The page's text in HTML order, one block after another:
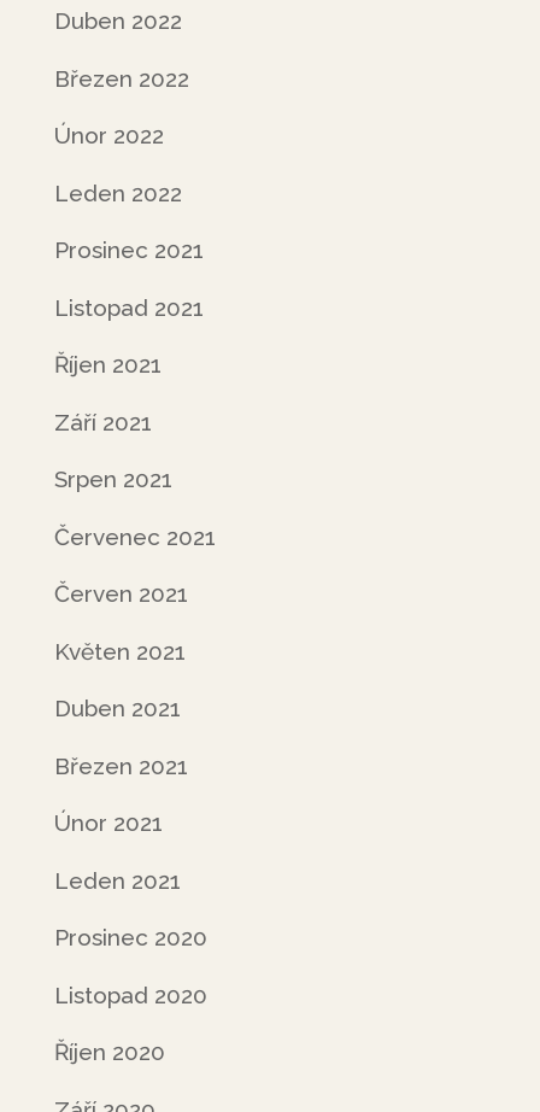
Duben 2022
Březen 2022
Únor 2022
Leden 2022
Prosinec 2021
Listopad 2021
Říjen 2021
Září 2021
Srpen 2021
Červenec 2021
Červen 2021
Květen 2021
Duben 2021
Březen 2021
Únor 2021
Leden 2021
Prosinec 2020
Listopad 2020
Říjen 2020